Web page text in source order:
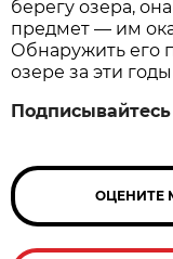
берегу озера,
предмет — им
Обнаружить его
озере за эти
ОЦЕНИТЕ